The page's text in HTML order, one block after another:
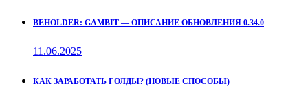
BEHOLDER: GAMBIT — ОПИСАНИЕ ОБНОВЛЕНИЯ 0.34.0
11.06.2025
КАК ЗАРАБОТАТЬ ГОЛДЫ? (НОВЫЕ СПОСОБЫ)